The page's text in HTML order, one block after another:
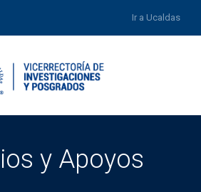
Ir a Ucaldas
y Apoyos